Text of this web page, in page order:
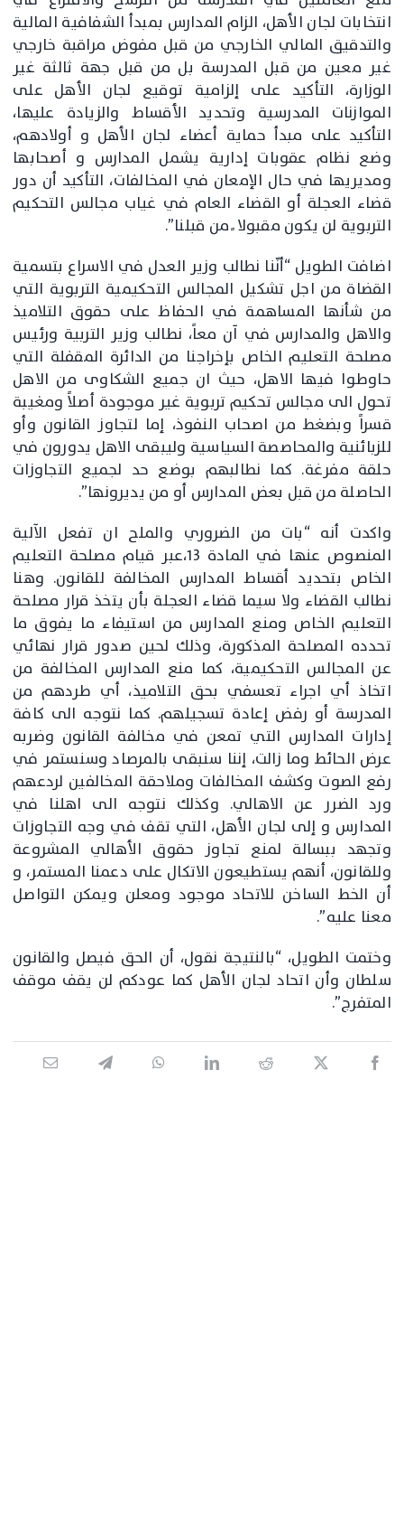
انتخابات لجان الأهل، الزام المدارس بمبدأ الشفافية المالية
والتدقيق المالي الخارجي من قبل مفوض مراقبة خارجي
غير معين من قبل المدرسة بل من قبل جهة ثالثة غير
الوزارة، التأكيد على إلزامية توقيع لجان الأهل على
الموازنات المدرسية وتحديد الأقساط والزيادة عليها،
التأكيد على مبدأ حماية أعضاء لجان الأهل و أولادهم،
وضع نظام عقوبات إدارية يشمل المدارس و أصحابها
ومديريها في حال الإمعان في المخالفات، التأكيد أن دور
قضاء العجلة أو القضاء العام في غياب مجالس التحكيم
التربوية لن يكون مقبولا ً من قبلنا”.
اضافت الطويل “أنّنا نطالب وزير العدل في الاسراع بتسمية
القضاة من اجل تشكيل المجالس التحكيمية التربوية التي
من شأنها المساهمة في الحفاظ على حقوق التلاميذ
والاهل والمدارس في آن معاً، نطالب وزير التربية ورئيس
مصلحة التعليم الخاص بإخراجنا من الدائرة المقفلة التي
حاوطوا فيها الاهل، حيث ان جميع الشكاوى من الاهل
تحول الى مجالس تحكيم تربوية غير موجودة أصلاً ومغيبة
قسراً وبضغط من اصحاب النفوذ، إما لتجاوز القانون وأو
للزبائنية والمحاصصة السياسية وليبقى الاهل يدورون في
حلقة مفرغة. كما نطالبهم بوضع حد لجميع التجاوزات
الحاصلة من قبل بعض المدارس أو من يديرونها”.
واكدت أنه “بات من الضروري والملح ان تفعل الآلية
المنصوص عنها في المادة ١٣،عبر قيام مصلحة التعليم
الخاص بتحديد أقساط المدارس المخالفة للقانون. وهنا
نطالب القضاء ولا سيما قضاء العجلة بأن يتخذ قرار مصلحة
التعليم الخاص ومنع المدارس من استيفاء ما يفوق ما
تحدده المصلحة المذكورة، وذلك لحين صدور قرار نهائي
عن المجالس التحكيمية، كما منع المدارس المخالفة من
اتخاذ أي اجراء تعسفي بحق التلاميذ، أي طردهم من
المدرسة أو رفض إعادة تسجيلهم. كما نتوجه الى كافة
إدارات المدارس التي تمعن في مخالفة القانون وضربه
عرض الحائط وما زالت، إننا سنبقى بالمرصاد وسنستمر في
رفع الصوت وكشف المخالفات وملاحقة المخالفين لردعهم
ورد الضرر عن الاهالي. وكذلك نتوجه الى اهلنا في
المدارس و إلى لجان الأهل، التي تقف في وجه التجاوزات
وتجهد ببسالة لمنع تجاوز حقوق الأهالي المشروعة
وللقانون، أنهم يستطيعون الاتكال على دعمنا المستمر، و
أن الخط الساخن للاتحاد موجود ومعلن ويمكن التواصل
معنا عليه”.
وختمت الطويل، “بالنتيجة نقول، أن الحق فيصل والقانون
سلطان وأن اتحاد لجان الأهل كما عودكم لن يقف موقف
المتفرج”.